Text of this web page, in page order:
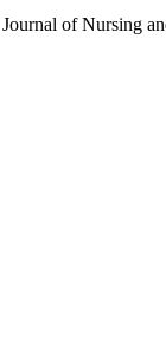
of Nursing and